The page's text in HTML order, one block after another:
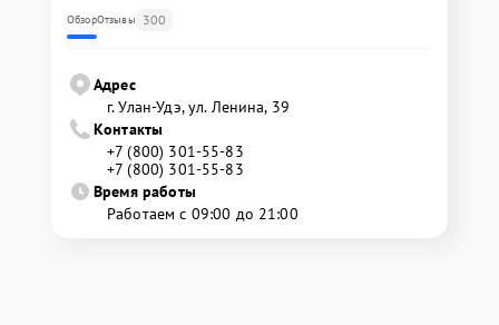
ОбзорОтзывы 300
Адрес
г. Улан-Удэ, ул. Ленина, 39
Контакты
+7 (800) 301-55-83
+7 (800) 301-55-83
Время работы
Работаем с 09:00 до 21:00